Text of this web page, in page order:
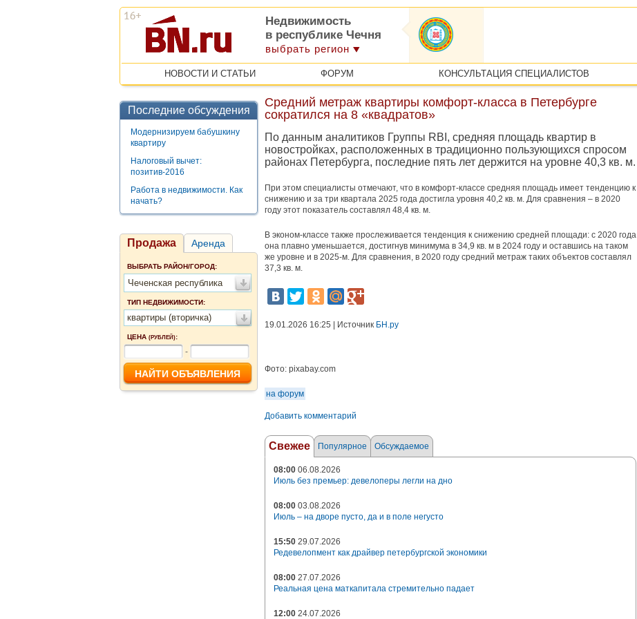
Недвижимость
в республике Чечня
выбрать регион
НОВОСТИ И СТАТЬИ ФОРУМ КОНСУЛЬТАЦИЯ СПЕЦИАЛИСТОВ
Последние обсуждения
Модернизируем бабушкину
квартиру
Налоговый вычет:
позитив-2016
Работа в недвижимости. Как
начать?
Продажа Аренда
ВЫБРАТЬ РАЙОН/ГОРОД:
Чеченская республика
ТИП НЕДВИЖИМОСТИ:
квартиры (вторичка)
ЦЕНА (РУБЛЕЙ):
-
Средний метраж квартиры комфорт-класса в Петербурге
сократился на 8 «квадратов»
По данным аналитиков Группы RBI, средняя площадь квартир в
новостройках, расположенных в традиционно пользующихся спросом
районах Петербурга, последние пять лет держится на уровне 40,3 кв. м.
При этом специалисты отмечают, что в комфорт-классе средняя площадь имеет тенденцию к
снижению и за три квартала 2025 года достигла уровня 40,2 кв. м. Для сравнения – в 2020
году этот показатель составлял 48,4 кв. м.
В эконом-классе также прослеживается тенденция к снижению средней площади: с 2020 года
она плавно уменьшается, достигнув минимума в 34,9 кв. м в 2024 году и оставшись на таком
же уровне и в 2025-м. Для сравнения, в 2020 году средний метраж таких объектов составлял
37,3 кв. м.
19.01.2026 16:25 | Источник БН.ру
Фото: pixabay.com
на форум
Добавить комментарий
Свежее Популярное Обсуждаемое
08:00 06.08.2026
Июль без премьер: девелоперы легли на дно
08:00 03.08.2026
Июль – на дворе пусто, да и в поле негусто
15:50 29.07.2026
Редевелопмент как драйвер петербургской экономики
08:00 27.07.2026
Реальная цена маткапитала стремительно падает
12:00 24.07.2026